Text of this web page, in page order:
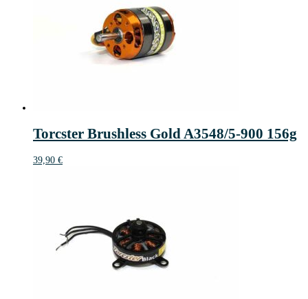
Torcster Brushless Gold A3548/5-900 156g
39,90 €